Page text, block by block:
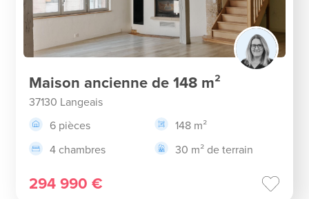
Maison ancienne de 148 m²
37130 Langeais
6 pièces
148 m²
4 chambres
30 m² de terrain
294 990 €